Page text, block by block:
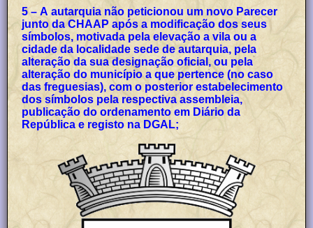
5 – A autarquia não peticionou um novo Parecer
junto da CHAAP após a modificação dos seus
símbolos, motivada pela elevação a vila ou a
cidade da localidade sede de autarquia, pela
alteração da sua designação oficial, ou pela
alteração do município a que pertence (no caso
das freguesias), com o posterior estabelecimento
dos símbolos pela respectiva assembleia,
publicação do ordenamento em Diário da
República e registo na DGAL;